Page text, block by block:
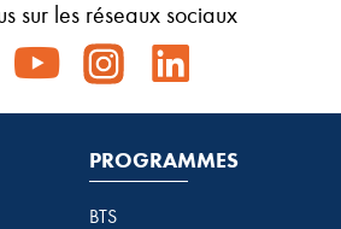
sur les réseaux sociaux
PROGRAMMES
BTS